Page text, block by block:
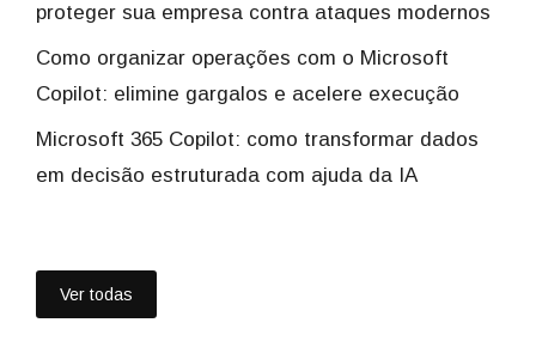
proteger sua empresa contra ataques modernos
Como organizar operações com o Microsoft
Copilot: elimine gargalos e acelere execução
Microsoft 365 Copilot: como transformar dados
em decisão estruturada com ajuda da IA
Ver todas